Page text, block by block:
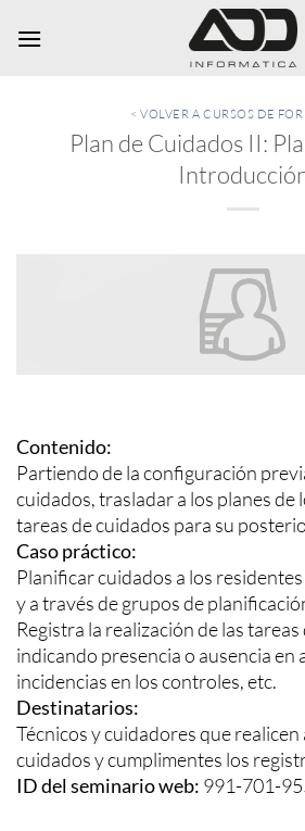
< VOLVER A CURSOS DE
Plan de Cuidados II:
Contenido:
Partiendo de la configuración
cuidados, trasladar a los planes de
tareas de cuidados para su
Caso práctico:
Planificar cuidados a los
y a través de grupos de
Registra la realización de las
indicando presencia o ausencia en
incidencias en los controles, etc.
Destinatarios:
Técnicos y cuidadores que
cuidados y cumplimentes los
ID del seminario web: 991-701-